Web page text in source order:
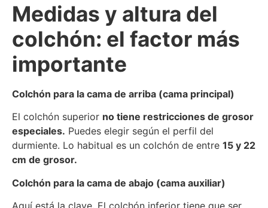
Medidas y altura del
colchón: el factor más
importante
Colchón para la cama de arriba (cama principal)
El colchón superior no tiene restricciones de grosor
especiales. Puedes elegir según el perfil del
durmiente. Lo habitual es un colchón de entre 15 y 22
cm de grosor.
Colchón para la cama de abajo (cama auxiliar)